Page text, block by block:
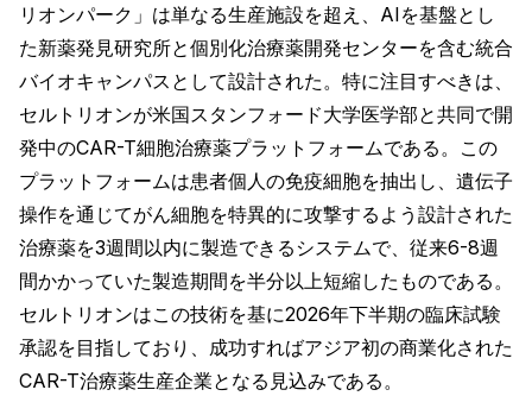
リオンパーク」は単なる生産施設を超え、AIを基盤とし
た新薬発見研究所と個別化治療薬開発センターを含む統合
バイオキャンパスとして設計された。特に注目すべきは、
セルトリオンが米国スタンフォード大学医学部と共同で開
発中のCAR-T細胞治療薬プラットフォームである。この
プラットフォームは患者個人の免疫細胞を抽出し、遺伝子
操作を通じてがん細胞を特異的に攻撃するよう設計された
治療薬を3週間以内に製造できるシステムで、従来6-8週
間かかっていた製造期間を半分以上短縮したものである。
セルトリオンはこの技術を基に2026年下半期の臨床試験
承認を目指しており、成功すればアジア初の商業化された
CAR-T治療薬生産企業となる見込みである。